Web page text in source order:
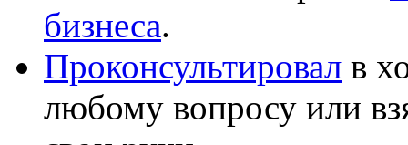
бизнеса.
Проконсультировал в
любому вопросу или